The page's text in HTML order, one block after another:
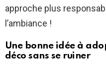
approche plus
l’ambiance !
Une bonne idée à
déco sans se ruiner